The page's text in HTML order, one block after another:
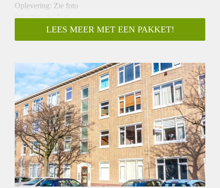
Oplevering: Zie foto
Inkomen eis: Nee
Garantiestelling mogelijk: Nee
Borg: 1 Maand
Huisdieren toegestaan: Afhankelijk van de Eigenaar
Huurtoeslag grens: Ja
Geschikt voor studenten: Afhankelijk van de Eigenaar
LEES MEER MET EEN PAKKET!